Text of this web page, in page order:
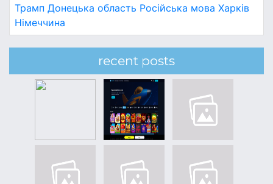
Трамп Донецька область Російська мова Харків
Німеччина
recent posts